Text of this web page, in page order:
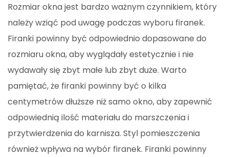
Rozmiar okna jest bardzo ważnym czynnikiem, który
należy wziąć pod uwagę podczas wyboru firanek.
Firanki powinny być odpowiednio dopasowane do
rozmiaru okna, aby wyglądały estetycznie i nie
wydawały się zbyt małe lub zbyt duże. Warto
pamiętać, że firanki powinny być o kilka
centymetrów dłuższe niż samo okno, aby zapewnić
odpowiednią ilość materiału do marszczenia i
przytwierdzenia do karnisza. Styl pomieszczenia
również wpływa na wybór firanek. Firanki powinny